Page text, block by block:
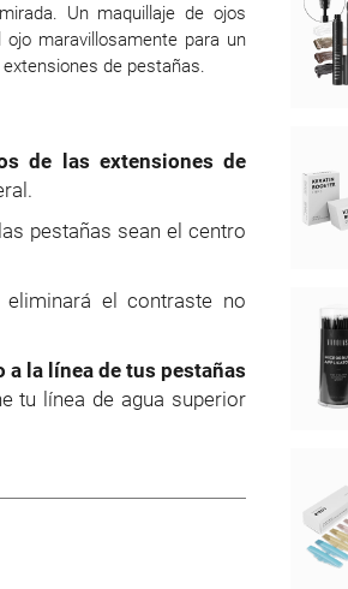
Un maquillaje de ojos
maravillosamente para un
de pestañas.
de las extensiones de
pestañas sean el centro
eliminará el contraste no
a la línea de tus pestañas
tu línea de agua superior